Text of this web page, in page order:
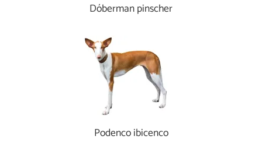
Dóberman pinscher
Podenco ibicenco